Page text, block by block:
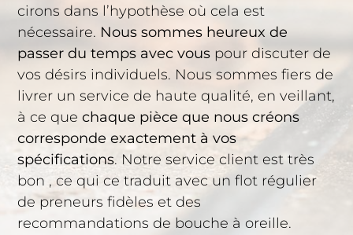
cirons dans l’hypothèse où cela est
nécessaire. Nous sommes heureux de
passer du temps avec vous pour discuter de
vos désirs individuels. Nous sommes fiers de
livrer un service de haute qualité, en veillant,
à ce quechaque pièce que nous créons
corresponde exactement à vos
spécifications. Notre service client est très
bon , ce qui ce traduit avec un flot régulier
de preneurs fidèles et des
recommandations de bouche à oreille.